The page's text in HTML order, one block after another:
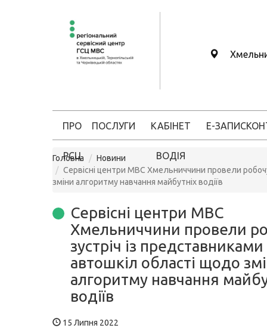
ПРО
РСЦ
ПОСЛУГИ КАБІНЕТ
ВОДІЯ
Е-ЗАПИС
Головна
Новини
Сервісні центри МВС Хмельниччини провели
зміни алгоритму навчання майбутніх водіїв
Сервісні центри МВС
Хмельниччини провели
зустріч із представниками
автошкіл області щодо
алгоритму навчання
водіїв
15 Липня 2022